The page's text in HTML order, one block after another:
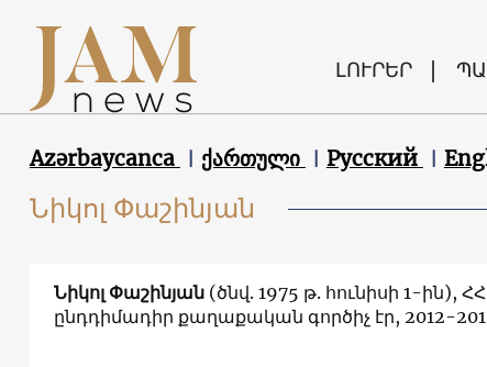
ԼՈՒՐԵՐ
Azərbaycanca ქართული Русский
Նիկոլ Փաշինյան
Նիկոլ Փաշինյան(ծնվ. 1975 թ. հունիսի 1-ին),
ընդդիմադիր քաղաքական գործիչ էր, 2012-